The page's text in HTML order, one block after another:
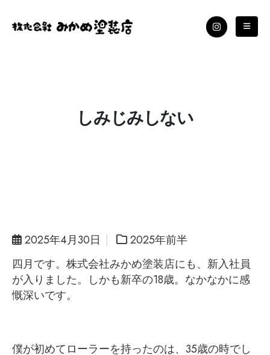
しみじみしない
2025年4月30日
2025年前半
四月です。株式会社みかめ塗装店にも、新入社員
が入りました。しかも新卒の18歳。なかなかに感
慨深いです。
僕が初めてローラーを持ったのは、35歳の時でし